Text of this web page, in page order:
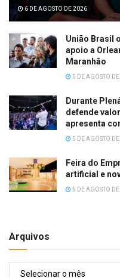
6 DE AGOSTO DE 2026
União Brasil
apoio a
Maranhão
5 DE AGOSTO
Durante
defende
apresenta
5 DE AGOSTO
Feira do
artificial e
5 DE AGOSTO
Arquivos
Arquivos